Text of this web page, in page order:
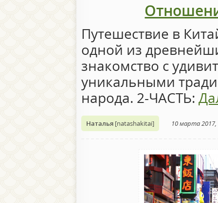
Путешествие в
одной из
знакомство с
уникальными
народа. 2-ЧАСТЬ:
Наталья[natashakitai] 10 марта 2017,